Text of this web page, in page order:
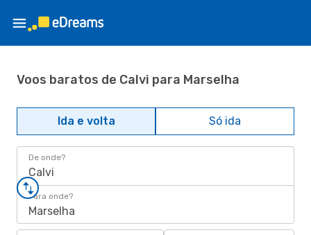
Voos baratos de Calvi para Marselha
Ida e volta Só ida
De onde?
Calvi
Para onde?
Marselha